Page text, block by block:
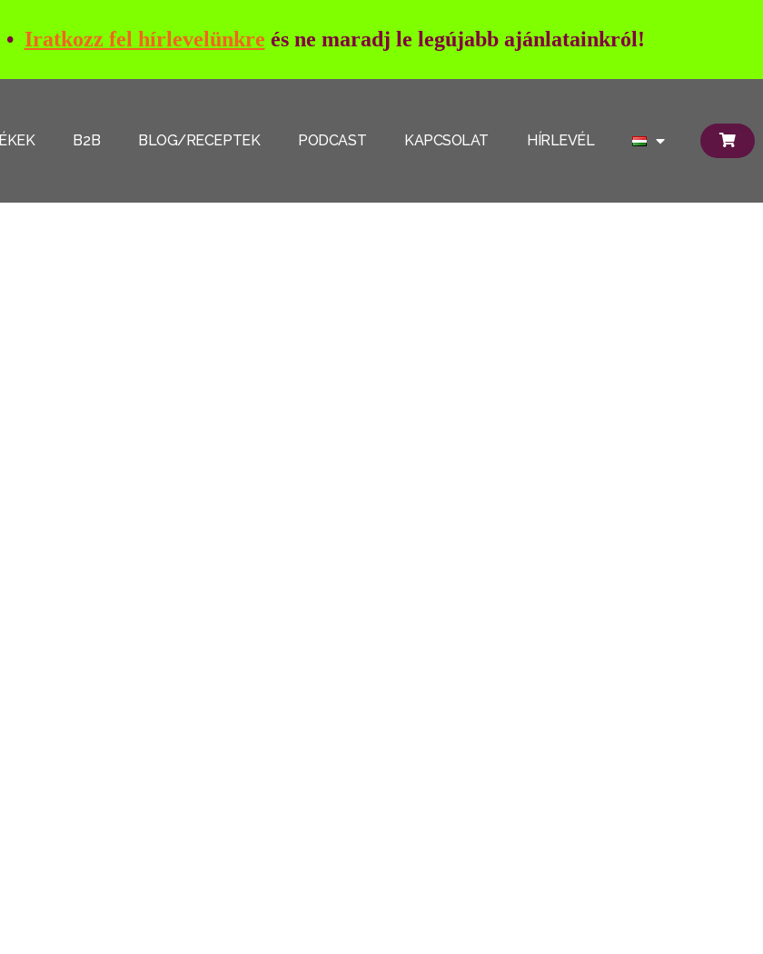
Iratkozz fel hírlevelünkre és ne maradj le legújabb ajánlatainkról!
B2B BLOG/RECEPTEK PODCAST KAPCSOLAT HÍRLEVÉL